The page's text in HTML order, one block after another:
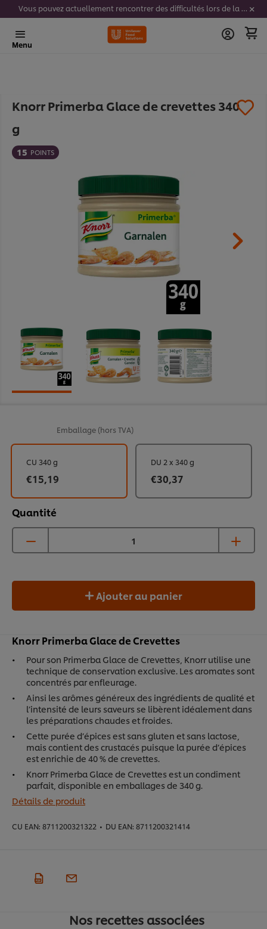
Vous pouvez actuellement rencontrer des difficultés lors de la saisie de vos codes stickers. Nous travaillons activement à résoudre ce problème.
Menu
Knorr Primerba Glace de crevettes 340
g
15 POINTS
Emballage (hors TVA)
Quantité
CU 340 g
€15,19
DU 2 x 340 g
€30,37
Ajouter au panier
Knorr Primerba Glace de Crevettes
Pour son Primerba Glace de Crevettes, Knorr utilise une
technique de conservation exclusive. Les aromates sont
concentrés par enfleurage.
Ainsi les arômes généreux des ingrédients de qualité et
l’intensité de leurs saveurs se libèrent idéalement dans
les préparations chaudes et froides.
Cette purée d’épices est sans gluten et sans lactose,
mais contient des crustacés puisque la purée d’épices
est enrichie de 40 % de crevettes.
Knorr Primerba Glace de Crevettes est un condiment
parfait, disponible en emballages de 340 g.
Détails de produit
CU EAN: 8711200321322 • DU EAN: 8711200321414
Nos recettes associées